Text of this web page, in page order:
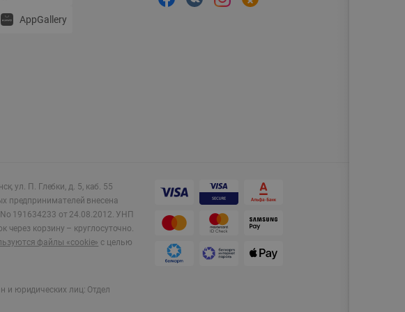
AppGallery
ул. П. Глебки, д. 5, каб. 55
предпринимателей внесена
191634233 от 24.08.2012. УНП
корзину – круглосуточно.
файлы «cookie» с целью
и юридических лиц: Отдел